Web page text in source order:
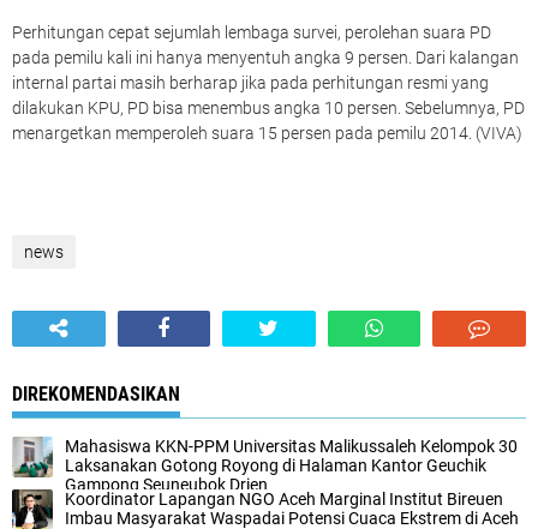
Perhitungan cepat sejumlah lembaga survei, perolehan suara PD
pada pemilu kali ini hanya menyentuh angka 9 persen. Dari kalangan
internal partai masih berharap jika pada perhitungan resmi yang
dilakukan KPU, PD bisa menembus angka 10 persen. Sebelumnya, PD
menargetkan memperoleh suara 15 persen pada pemilu 2014. (VIVA)
news
DIREKOMENDASIKAN
Mahasiswa KKN-PPM Universitas Malikussaleh Kelompok 30
Laksanakan Gotong Royong di Halaman Kantor Geuchik
Gampong Seuneubok Drien
Koordinator Lapangan NGO Aceh Marginal Institut Bireuen
Imbau Masyarakat Waspadai Potensi Cuaca Ekstrem di Aceh